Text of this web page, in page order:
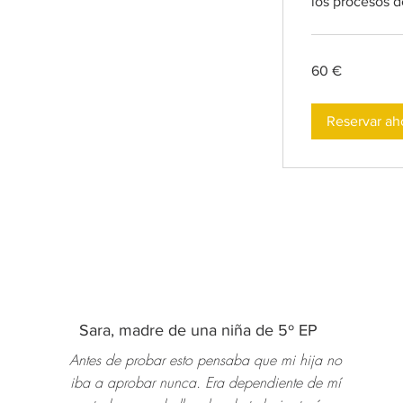
euros
60 €
Reservar
Sara, madre de una niña de 5º EP
Antes de probar esto pensaba que mi hija no
iba a aprobar nunca. Era dependiente de mí